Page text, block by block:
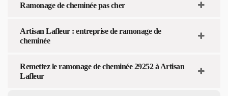
Ramonage de cheminée pas cher
Artisan Lafleur : entreprise de ramonage de
cheminée
Remettez le ramonage de cheminée 29252 à Artisan
Lafleur